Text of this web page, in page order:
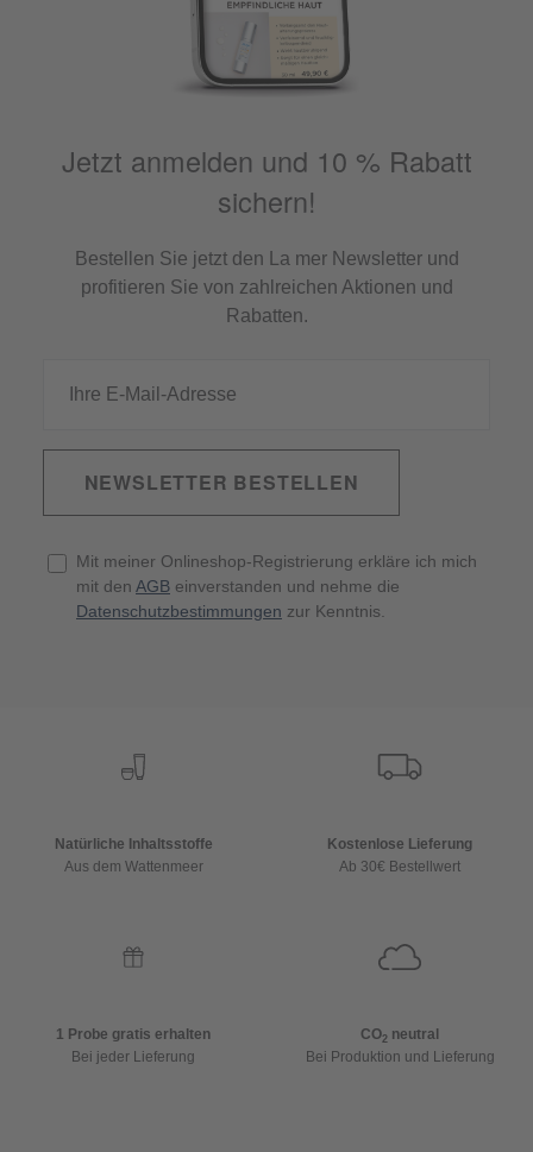
Jetzt anmelden und 10 % Rabatt
sichern!
Bestellen Sie jetzt den La mer Newsletter und
profitieren Sie von zahlreichen Aktionen und
Rabatten.
NEWSLETTER BESTELLEN
Mit meiner Onlineshop-Registrierung erkläre ich mich
mit den AGB einverstanden und nehme die
Datenschutzbestimmungen zur Kenntnis.
Natürliche Inhaltsstoffe
Aus dem Wattenmeer
Kostenlose Lieferung
Ab 30€ Bestellwert
1 Probe gratis erhalten
Bei jeder Lieferung
CO2 neutral
Bei Produktion und Lieferung